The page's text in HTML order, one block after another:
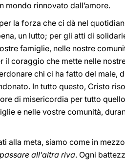
mondo rinnovato dall’amore.
la forza che ci dà nel
un lutto; per gli atti di
famiglie, nelle nostre
coraggio che mette nelle
chi ci ha fatto del male,
In tutto questo, Cristo
di misericordia per tutto
e nelle vostre comunità,
alla meta, siamo come in
passare all’altra riva. Ogni